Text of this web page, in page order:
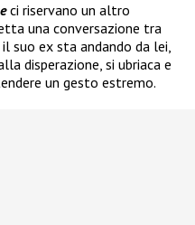
ci riservano un altro
una conversazione tra
il suo ex sta andando da lei,
disperazione, si ubriaca e
un gesto estremo.